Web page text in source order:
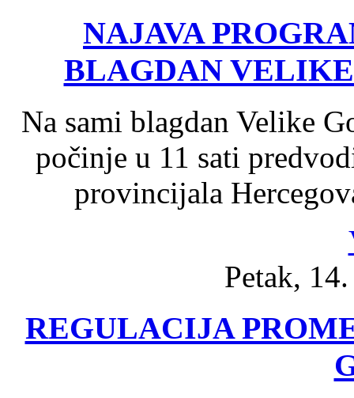
NAJAVA
BLAGDAN
Na sami blagdan Velike
počinje u 11 sati
provincijala
Petak,
REGULACIJA